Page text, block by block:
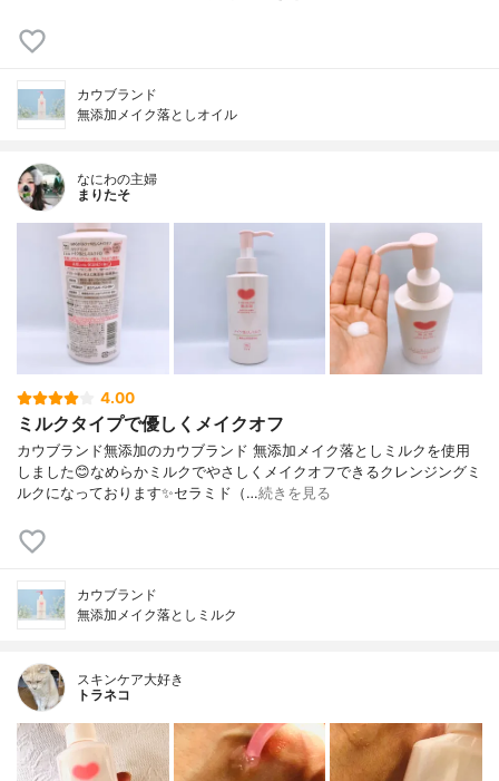
カウブランド
無添加メイク落としオイル
なにわの主婦
まりたそ
4.00
ミルクタイプで優しくメイクオフ
カウブランド無添加のカウブランド 無添加メイク落としミルクを使用
しました😊なめらかミルクでやさしくメイクオフできるクレンジングミ
ルクになっております✨セラミド（…続きを見る
カウブランド
無添加メイク落としミルク
スキンケア大好き
トラネコ